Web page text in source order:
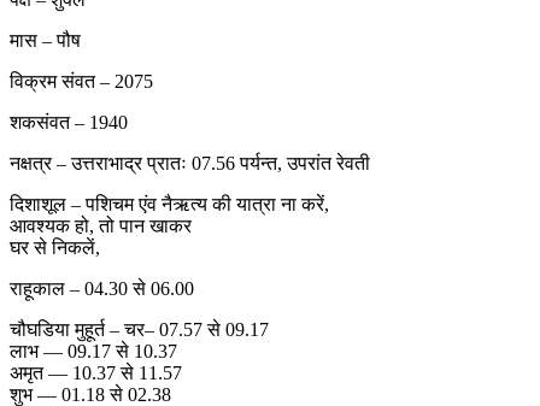
मास – पौष
विक्रम संवत – 2075
शकसंवत – 1940
नक्षत्र – उत्तराभाद्र प्रातः 07.56 पर्यन्त, उपरांत रेवती
दिशाशूल – पशिचम एंव नैऋत्य की यात्रा ना करें,
आवश्यक हो, तो पान खाकर
घर से निकलें,
राहूकाल – 04.30 से 06.00
चौघडिया मुहूर्त – चर– 07.57 से 09.17
लाभ — 09.17 से 10.37
अमृत — 10.37 से 11.57
शुभ — 01.18 से 02.38